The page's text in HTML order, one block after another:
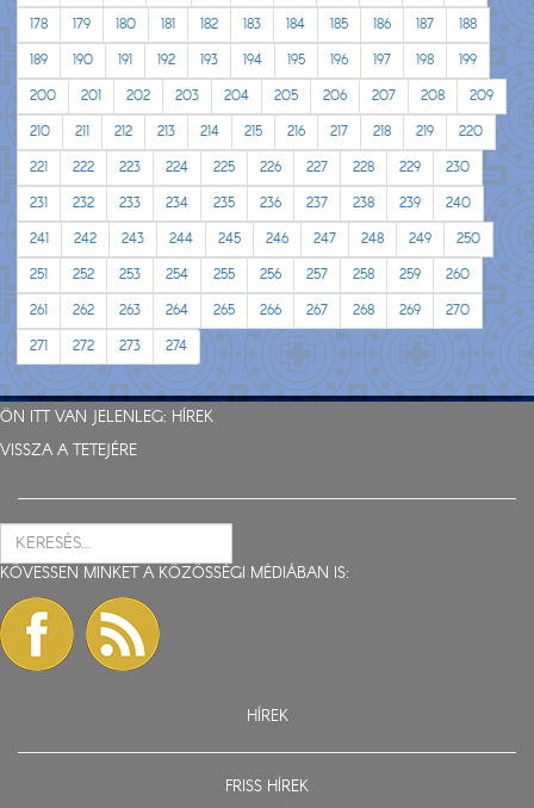
178
179 180 181 182 183 184 185 186 187
188
189
190 191 192 193 194 195 196 197 198
199
200
201 202 203 204 205 206 207 208
209
210
211 212 213 214 215 216 217 218 219
220
221
222 223 224 225 226 227 228 229
230
231
232 233 234 235 236 237 238 239
240
241
242 243 244 245 246 247 248 249
250
251
252 253 254 255 256 257 258 259
260
261
262 263 264 265 266 267 268 269
270
271
272 273 274
ÖN ITT VAN JELENLEG: HÍREK
VISSZA A TETEJÉRE
KÖVESSEN MINKET A KÖZÖSSÉGI MÉDIÁBAN IS:
HÍREK
FRISS HÍREK